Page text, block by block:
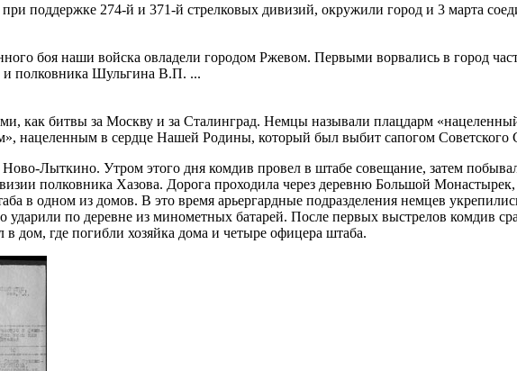
поддержке 274-й и 371-й стрелковых дивизий, окружили город и 3 марта
боя наши войска овладели городом Ржевом. Первыми ворвались в город
полковника Шульгина В.П. ...
как битвы за Москву и за Сталинград. Немцы называли плацдарм
нацеленным в сердце Нашей Родины, который был выбит сапогом Советского
Лыткино. Утром этого дня комдив провел в штабе совещание, затем
полковника Хазова. Дорога проходила через деревню Большой
в одном из домов. В это время арьергардные подразделения немцев
ударили по деревне из минометных батарей. После первых выстрелов комдив
в дом, где погибли хозяйка дома и четыре офицера штаба.